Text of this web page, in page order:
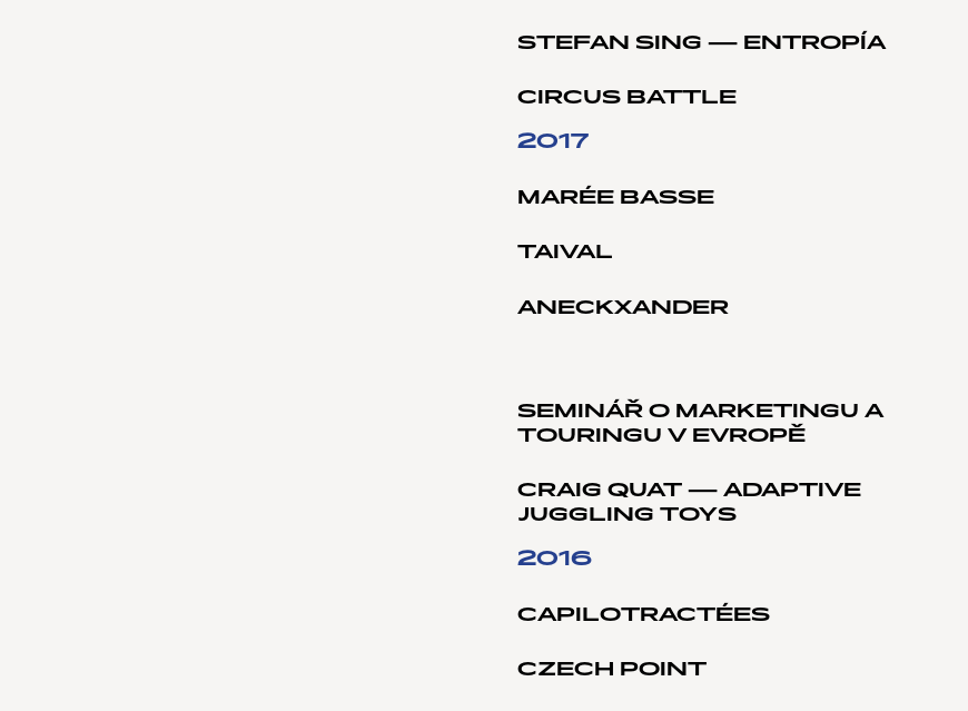
STEFAN SING — ENTROPÍA
CIRCUS BATTLE
2017
MARÉE BASSE
TAIVAL
ANECKXANDER
SEMINÁŘ O MARKETINGU A
TOURINGU V EVROPĚ
CRAIG QUAT — ADAPTIVE
JUGGLING TOYS
2016
CAPILOTRACTÉES
CZECH POINT